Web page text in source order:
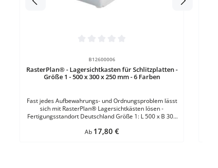
B12600006
RasterPlan® - Lagersichtkasten für Schlitzplatten -
Größe 1 - 500 x 300 x 250 mm - 6 Farben
Fast jedes Aufbewahrungs- und Ordnungsproblem lässt
sich mit RasterPlan® Lagersichtkästen lösen -
Fertigungsstandort Deutschland Größe 1: L 500 x B 300
Eigenschaft: Temperaturbeständig von -40° bis +80° C
Regulärer Preis:
Ab 17,80 €